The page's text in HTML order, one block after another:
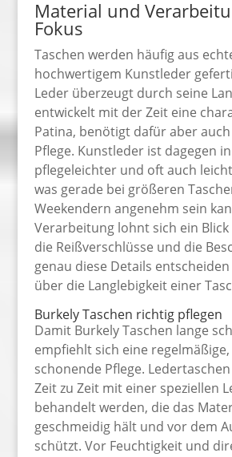
Material und
Fokus
Taschen werden häufig aus
hochwertigem Kunstleder
Leder überzeugt durch seine
entwickelt mit der Zeit eine
Patina, benötigt dafür aber
Pflege. Kunstleder ist dagegen
pflegeleichter und oft auch
was gerade bei größeren
Weekendern angenehm sein
Verarbeitung lohnt sich ein
die Reißverschlüsse und die
genau diese Details
über die Langlebigkeit einer
Burkely Taschen richtig pflegen
Damit Burkely Taschen lange
empfiehlt sich eine
schonende Pflege.
Zeit zu Zeit mit einer speziellen
behandelt werden, die das
geschmeidig hält und vor dem
schützt. Vor Feuchtigkeit und